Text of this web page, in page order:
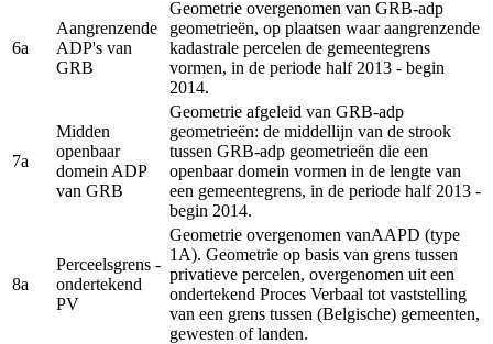
6a
Aangrenzende
ADP's van
GRB
Geometrie overgenomen van GRB-adp
geometrieën, op plaatsen waar aangrenzende
kadastrale percelen de gemeentegrens
vormen, in de periode half 2013 - begin
2014.
7a
Midden
openbaar
domein ADP
van GRB
Geometrie afgeleid van GRB-adp
geometrieën: de middellijn van de strook
tussen GRB-adp geometrieën die een
openbaar domein vormen in de lengte van
een gemeentegrens, in de periode half 2013 -
begin 2014.
8a
Perceelsgrens -
ondertekend
PV
Geometrie overgenomen vanAAPD (type
1A). Geometrie op basis van grens tussen
privatieve percelen, overgenomen uit een
ondertekend Proces Verbaal tot vaststelling
van een grens tussen (Belgische) gemeenten,
gewesten of landen.